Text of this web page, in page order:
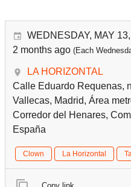
WEDNESDAY, MAY
2 months ago (Each
LA HORIZONTAL
Calle Eduardo Requenas,
Vallecas, Madrid, Área
Corredor del Henares,
España
Clown La Horizontal